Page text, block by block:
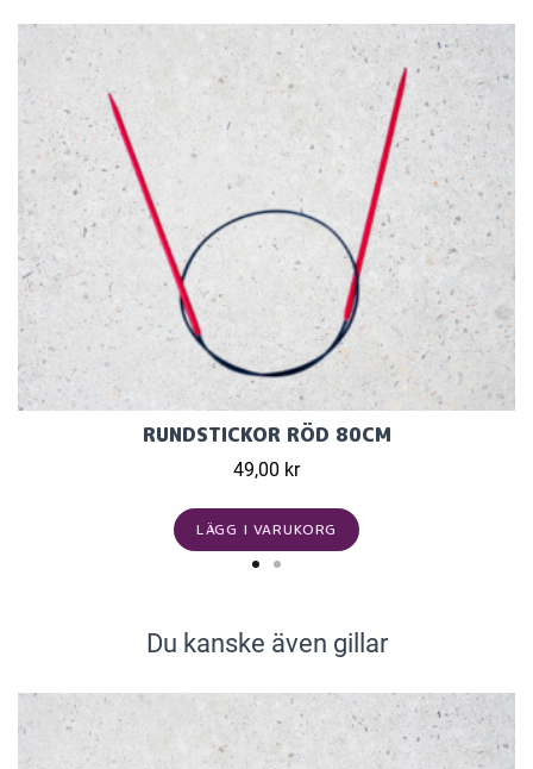
RUNDSTICKOR RÖD 80CM
49,00 kr
LÄGG I VARUKORG
Du kanske även gillar